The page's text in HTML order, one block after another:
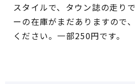
スタイルで、タウン誌の走り
ーの在庫がまだありますので
ください。一部250円です。